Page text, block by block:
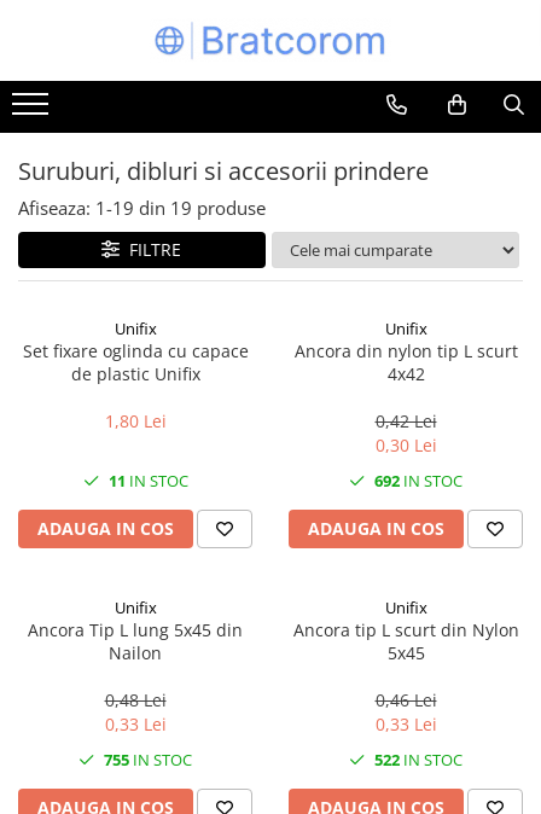
Toate Produsele
Articole animale
Adapatoare animale
Hrana pentru animale
Hrana pentru caini
Hrana pentru pisici
Bucatarii de vara Tuozi
Articole ambalare
Articole mobila
Articole organizare
Cutii postale
Electronice si electrocasnice
Incalzire si racire
Usi si porti
Constructii
Accesorii gips carton
Suruburi, dibluri si accesorii prindere
Afiseaza: 1-19 din 19 produse
FILTRE
Unifix
Set fixare oglinda cu capace
de plastic Unifix
1,80 Lei
11 IN STOC
ADAUGA IN COS
Unifix
Ancora din nylon tip L scurt
4x42
0,42 Lei
0,30 Lei
692 IN STOC
ADAUGA IN COS
Unifix
Ancora Tip L lung 5x45 din
Nailon
0,48 Lei
0,33 Lei
755 IN STOC
ADAUGA IN COS
Unifix
Ancora tip L scurt din Nylon
5x45
0,46 Lei
0,33 Lei
522 IN STOC
ADAUGA IN COS